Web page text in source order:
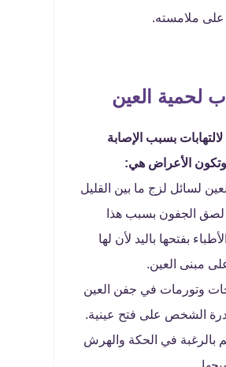
على ملامسته.
لحمية العين
بسبب الإصابة
الأعراض هي:
لسائل لزج ما بين القليل
لصق الجفون بسبب هذا
بفتحها باليد لأن لها
مبنى العين.
وتورمات في جفن العين
الشخص على فتح عينية.
بالرغبة في الحكة والهرش